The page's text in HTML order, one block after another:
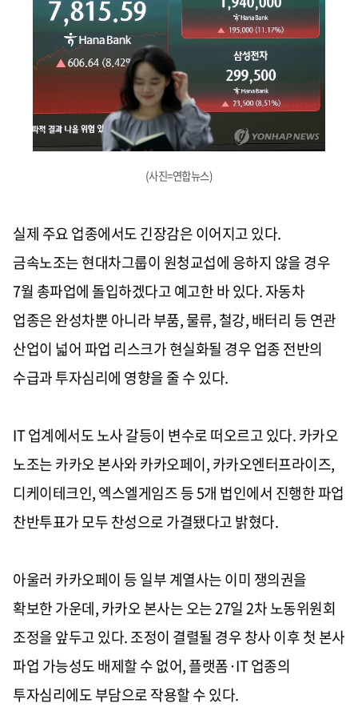
(사진=연합뉴스)
실제 주요 업종에서도 긴장감은 이어지고 있다.
금속노조는 현대차그룹이 원청교섭에 응하지 않을 경우
7월 총파업에 돌입하겠다고 예고한 바 있다. 자동차
업종은 완성차뿐 아니라 부품, 물류, 철강, 배터리 등 연관
산업이 넓어 파업 리스크가 현실화될 경우 업종 전반의
수급과 투자심리에 영향을 줄 수 있다.
IT 업계에서도 노사 갈등이 변수로 떠오르고 있다. 카카오
노조는 카카오 본사와 카카오페이, 카카오엔터프라이즈,
디케이테크인, 엑스엘게임즈 등 5개 법인에서 진행한 파업
찬반투표가 모두 찬성으로 가결됐다고 밝혔다.
아울러 카카오페이 등 일부 계열사는 이미 쟁의권을
확보한 가운데, 카카오 본사는 오는 27일 2차 노동위원회
조정을 앞두고 있다. 조정이 결렬될 경우 창사 이후 첫 본사
파업 가능성도 배제할 수 없어, 플랫폼·IT 업종의
투자심리에도 부담으로 작용할 수 있다.